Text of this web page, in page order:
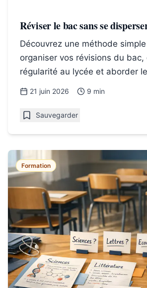
Réviser le bac sans se
Découvrez une méthode
organiser vos révisions du bac,
régularité au lycée et aborder
avec plus de confiance.
21 juin 2026 9 min
Sauvegarder
Formation